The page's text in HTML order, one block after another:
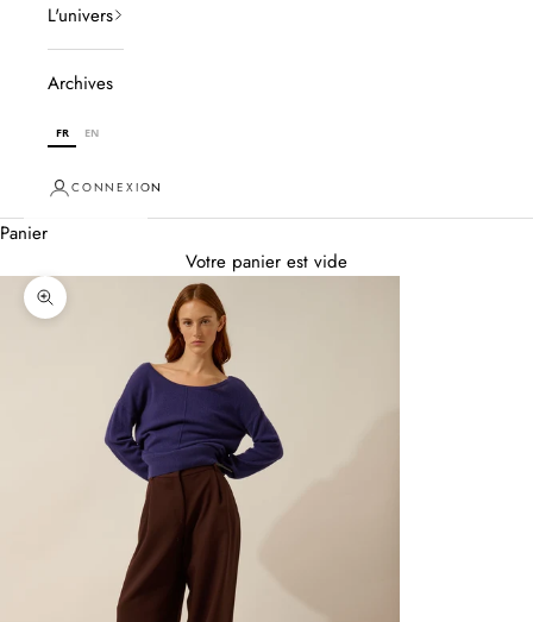
L'univers
Archives
FR EN
CONNEXION
Panier
Votre panier est vide
Zoomer sur l'image